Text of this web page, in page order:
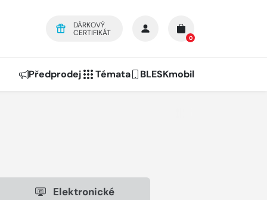
DÁRKOVÝ
CERTIFIKÁT
0
Předprodej Témata BLESKmobil
Elektronické